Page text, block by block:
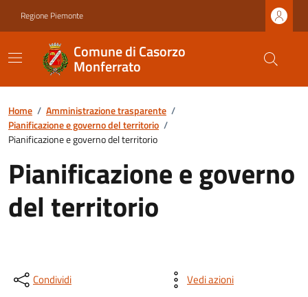
Regione Piemonte
Comune di Casorzo
Monferrato
Home / Amministrazione trasparente /
Pianificazione e governo del territorio /
Pianificazione e governo del territorio
Pianificazione e governo
del territorio
Condividi Vedi azioni